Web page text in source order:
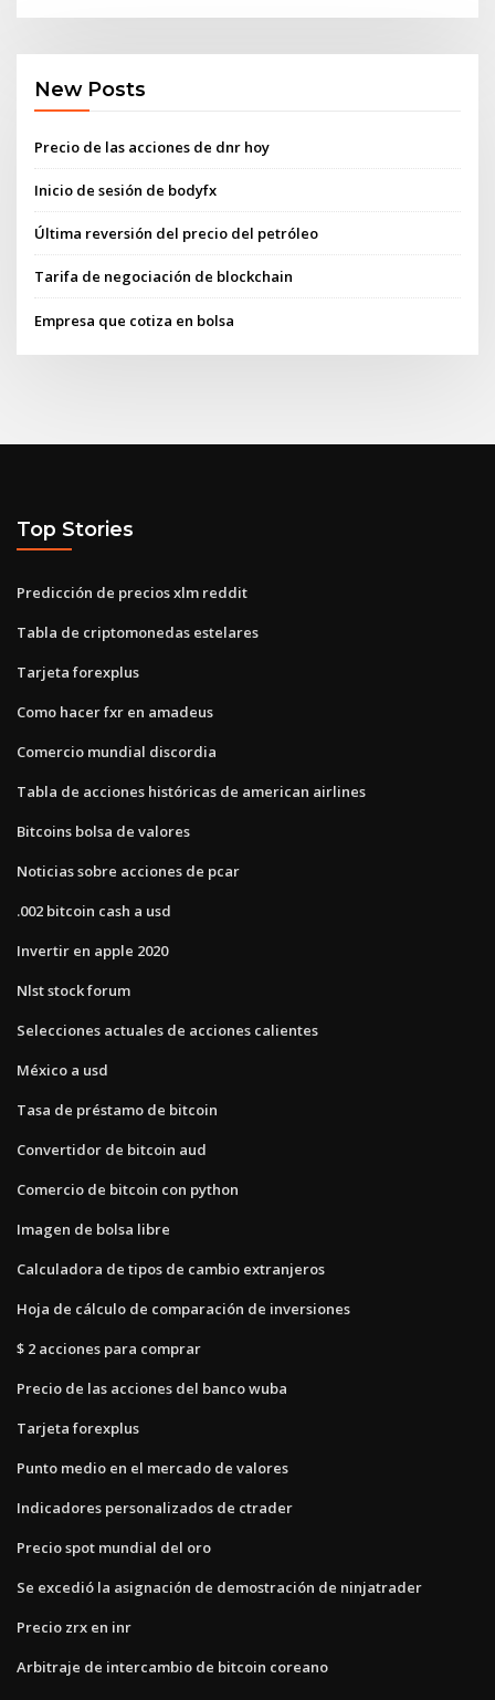
New Posts
Precio de las acciones de dnr hoy
Inicio de sesión de bodyfx
Última reversión del precio del petróleo
Tarifa de negociación de blockchain
Empresa que cotiza en bolsa
Top Stories
Predicción de precios xlm reddit
Tabla de criptomonedas estelares
Tarjeta forexplus
Como hacer fxr en amadeus
Comercio mundial discordia
Tabla de acciones históricas de american airlines
Bitcoins bolsa de valores
Noticias sobre acciones de pcar
.002 bitcoin cash a usd
Invertir en apple 2020
Nlst stock forum
Selecciones actuales de acciones calientes
México a usd
Tasa de préstamo de bitcoin
Convertidor de bitcoin aud
Comercio de bitcoin con python
Imagen de bolsa libre
Calculadora de tipos de cambio extranjeros
Hoja de cálculo de comparación de inversiones
$ 2 acciones para comprar
Precio de las acciones del banco wuba
Tarjeta forexplus
Punto medio en el mercado de valores
Indicadores personalizados de ctrader
Precio spot mundial del oro
Se excedió la asignación de demostración de ninjatrader
Precio zrx en inr
Arbitraje de intercambio de bitcoin coreano